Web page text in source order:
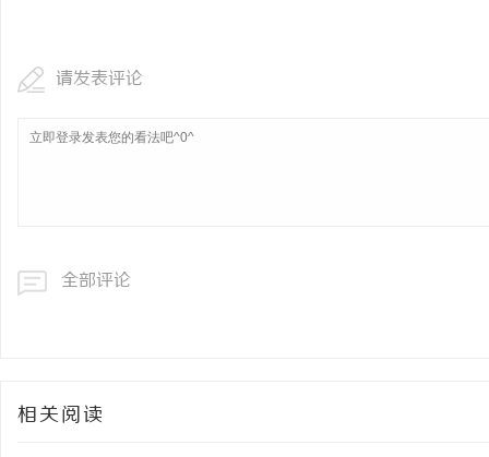
请发表评论
全部评论
相关阅读